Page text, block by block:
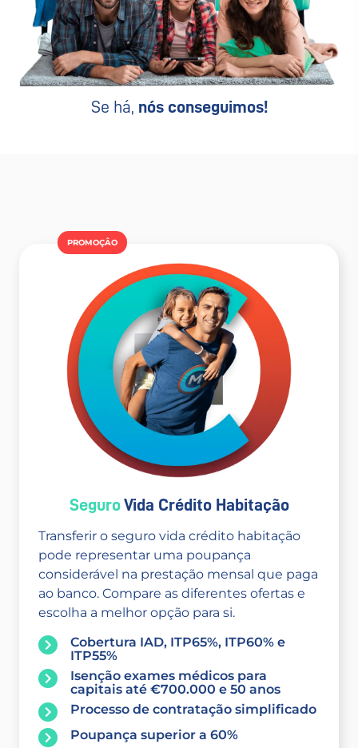
Se há, nós conseguimos!
PROMOÇÂO
SeguroVida Crédito Habitação
Transferir o seguro vida crédito habitação
pode representar uma poupança
considerável na prestação mensal que paga
ao banco. Compare as diferentes ofertas e
escolha a melhor opção para si.
Cobertura IAD, ITP65%, ITP60% e
ITP55%
Isenção exames médicos para
capitais até €700.000 e 50 anos
Processo de contratação simplificado
Poupança superior a 60%